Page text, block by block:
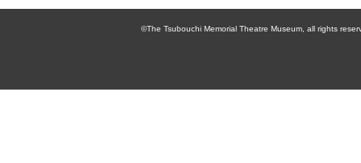
大学坪内博士記
念演劇博物館
©The Tsubouchi Memorial Theatre Museum, all rights